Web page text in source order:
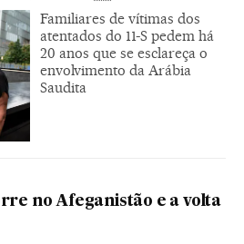
Familiares de vítimas dos
atentados do 11-S pedem há
20 anos que se esclareça o
envolvimento da Arábia
Saudita
no Afeganistão e a volta